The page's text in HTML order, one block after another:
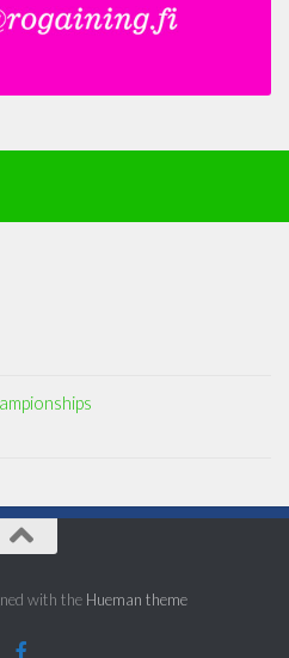
with the Hueman theme